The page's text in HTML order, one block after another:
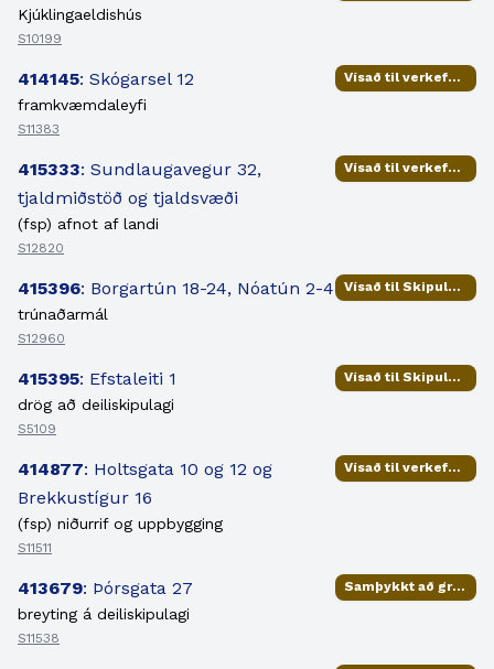
Kjúklingaeldishús
S10199
414145: Skógarsel 12
framkvæmdaleyfi
S11383
Vísað til verkefnisstjóra
415333: Sundlaugavegur 32,
tjaldmiðstöð og tjaldsvæði
(fsp) afnot af landi
S12820
Vísað til verkefnisstjóra
415396: Borgartún 18-24, Nóatún 2-4
trúnaðarmál
S12960
Vísað til Skipulags- og samgönguráðs
415395: Efstaleiti 1
drög að deiliskipulagi
S5109
Vísað til Skipulags- og samgönguráðs
414877: Holtsgata 10 og 12 og
Brekkustígur 16
(fsp) niðurrif og uppbygging
S11511
Vísað til verkefnisstjóra
413679: Þórsgata 27
breyting á deiliskipulagi
S11538
Samþykkt að grenndarkynna